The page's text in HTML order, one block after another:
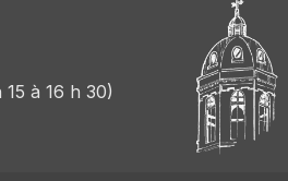
à 16 h 30)